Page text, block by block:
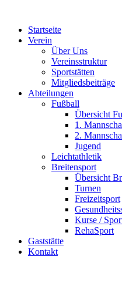
springenStartseite
Verein
Über Uns
Vereinsstruktur
Sportstätten
Mitgliedsbeiträge
Abteilungen
Fußball
Übersicht
1.
2.
Jugend
Leichtathletik
Breitensport
Übersicht
Turnen
Freizeitsport
Kurse /
RehaSport
Gaststätte
Kontakt